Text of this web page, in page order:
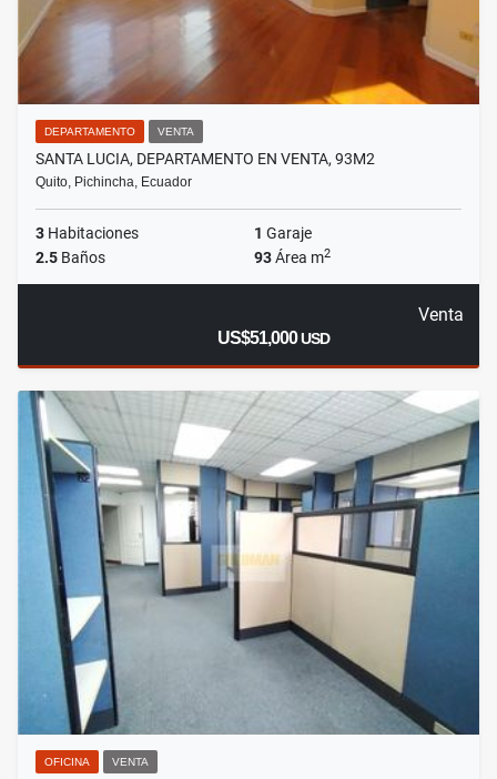
DEPARTAMENTO VENTA
SANTA LUCIA, DEPARTAMENTO EN VENTA, 93M2
Quito, Pichincha, Ecuador
3 Habitaciones 1 Garaje
2.5 Baños 93Área m2
Venta
US$51,000USD
OFICINA VENTA